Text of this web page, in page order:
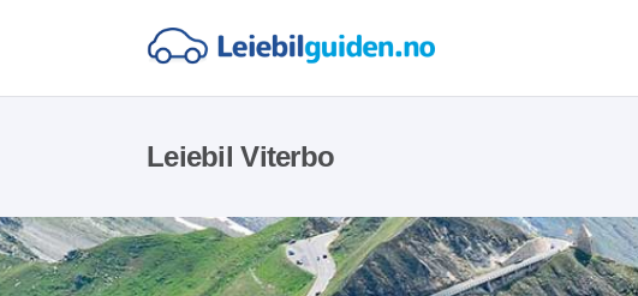
Leiebil Viterbo